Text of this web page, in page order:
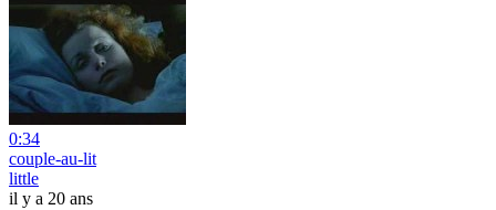
0:34
couple-au-lit
little
il y a 20 ans